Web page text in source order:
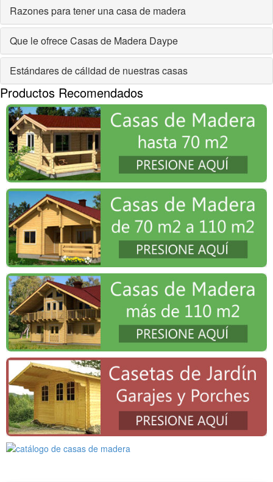
Razones para tener una casa de madera
Que le ofrece Casas de Madera Daype
Estándares de cálidad de nuestras casas
Productos Recomendados